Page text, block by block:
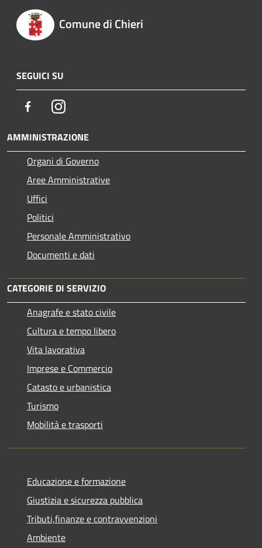
Comune di Chieri
SEGUICI SU
FacebookInstagram
AMMINISTRAZIONE
Organi di Governo
Aree Amministrative
Uffici
Politici
Personale Amministrativo
Documenti e dati
CATEGORIE DI SERVIZIO
Anagrafe e stato civile
Cultura e tempo libero
Vita lavorativa
Imprese e Commercio
Catasto e urbanistica
Turismo
Mobilità e trasporti
Educazione e formazione
Giustizia e sicurezza pubblica
Tributi,finanze e contravvenzioni
Ambiente